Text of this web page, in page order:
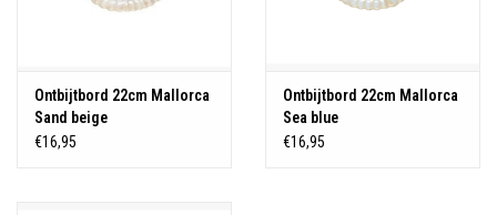
Ontbijtbord 22cm Mallorca
Sand beige
€16,95
Ontbijtbord 22cm Mallorca
Sea blue
€16,95